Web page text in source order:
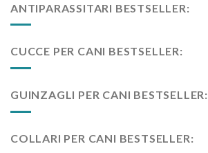
ANTIPARASSITARI BESTSELLER:
CUCCE PER CANI BESTSELLER:
GUINZAGLI PER CANI BESTSELLER:
COLLARI PER CANI BESTSELLER: